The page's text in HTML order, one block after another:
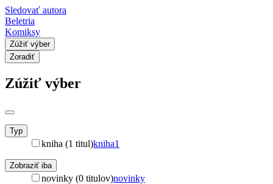
Sledovať autora
Beletria
Komiksy
Zúžiť výber
Zoradiť
Zúžiť výber
Typ
kniha (1 titul)kniha1
Zobraziť iba
novinky (0 titulov)novinky